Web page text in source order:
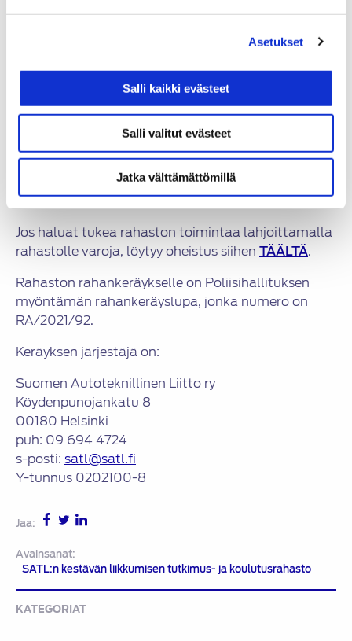
Asetukset
Salli kaikki evästeet
Salli valitut evästeet
Jatka välttämättömillä
KATEGORIAT
toteuttaman hybridikäyttöisen Formula
Student -luokan ajoneuvon vuoden 2024
Rahaston varoja kerrytetään lahjoituksin ja ne
ohjataan alan yleishyödylliseen tutkimukseen ja
koulutukseen, joka tukee ajoneuvotekniikan
vuonna lahjoituksia saatiin 1 450,00 €, jotka nyt
kohdennettiin lyhentämättöminä edellä
mainittuihin jaettuihin apurahoihin.
Jos haluat tukea rahaston toimintaa lahjoittamalla
rahastolle varoja, löytyy oheistus siihen TÄÄLTÄ.
Rahaston rahankeräykselle on Poliisihallituksen
myöntämän rahankeräyslupa, jonka numero on
RA/2021/92.
Keräyksen järjestäjä on:
Suomen Autoteknillinen Liitto ry
Köydenpunojankatu 8
00180 Helsinki
puh: 09 694 4724
s-posti: satl@satl.fi
Y-tunnus 0202100-8
Avainsanat:
SATL:n kestävän liikkumisen tutkimus- ja koulutusrahasto
Jaa: